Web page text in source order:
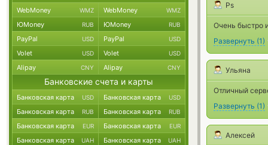
Ps
Очень быстро
Развернуть (1)
Ульяна
Отличный
Развернуть (1)
Алексей
WebMoney WMZ WebMoney WMZ
ЮMoney RUB ЮMoney RUB
PayPal USD PayPal USD
Volet USD Volet USD
Alipay CNY Alipay CNY
Банковские счета и карты
Банковская карта USD Банковская карта USD
Банковская карта RUB Банковская карта RUB
Банковская карта EUR Банковская карта EUR
Банковская карта UAH Банковская карта UAH